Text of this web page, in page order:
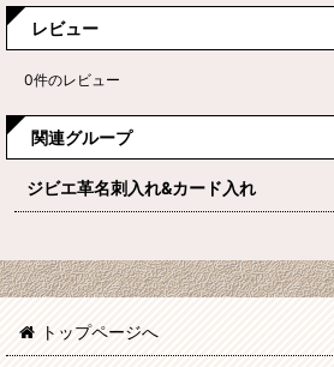
レビュー
0件のレビュー
関連グループ
ジビエ革名刺入れ&カード入れ
トップページへ